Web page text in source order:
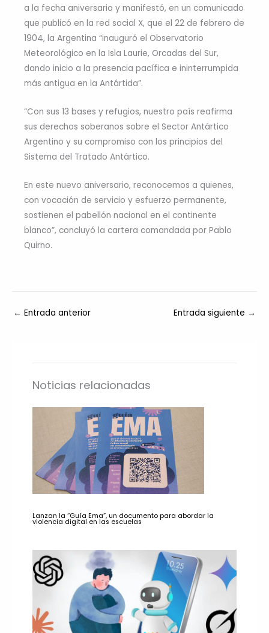
a la fecha aniversario y manifestó, en un comunicado
que publicó en la red social X, que el 22 de febrero de
1904, la Argentina “inauguró el Observatorio
Meteorológico en la Isla Laurie, Orcadas del Sur,
dando inicio a la presencia pacífica e ininterrumpida
más antigua en la Antártida”.
“Con sus 13 bases y refugios, nuestro país reafirma
sus derechos soberanos sobre el Sector Antártico
Argentino y su compromiso con los principios del
Sistema del Tratado Antártico.
En este nuevo aniversario, reconocemos a quienes,
con vocación de servicio y esfuerzo permanente,
sostienen el pabellón nacional en el continente
blanco”, concluyó la cartera comandada por Pablo
Quirno.
← Entrada anterior Entrada siguiente →
Noticias relacionadas
Lanzan la “Guía Ema”, un documento para abordar la
violencia digital en las escuelas